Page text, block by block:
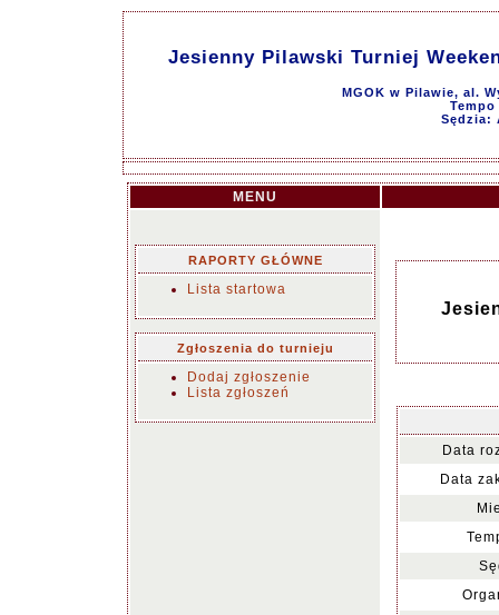
Jesienny Pilawski Turniej
MGOK w Pilawie, al.
Sędzia:
MENU
RAPORTY GŁÓWNE
Lista startowa
Zgłoszenia do turnieju
Dodaj zgłoszenie
Lista zgłoszeń
Data
Data